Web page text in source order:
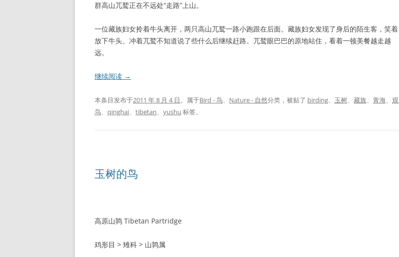
群高山兀鹫正在不远处“走路”上山。
一位藏族妇女拎着牛头离开，两只高山兀鹫一路小跑跟在后面。藏族妇女发现了身后的陌生客，笑着
放下牛头。冲着兀鹫不知道说了些什么后继续赶路。兀鹫眼巴巴的原地站住，看着一顿美餐越走越
远。
继续阅读 →
本条目发布于2011 年 8 月 4 日。属于Bird - 鸟、 Nature - 自然分类，被贴了 birding、 玉树、 藏族、 青海、 观
鸟、 qinghai、 tibetan、 yushu 标签。
玉树的鸟
高原山鹑 Tibetan Partridge
鸡形目 > 雉科 > 山鹑属